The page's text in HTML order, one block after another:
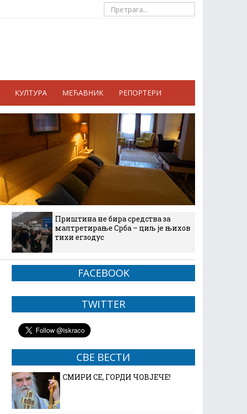
КУЛТУРА МЕЋАВНИК РЕПОРТЕРИ
Приштина не бира средства за
малтретирање Срба – циљ је њихов
тихи егзодус
FACEBOOK
TWITTER
СВЕ ВЕСТИ
СМИРИ СЕ, ГОРДИ ЧОВЈЕЧЕ!